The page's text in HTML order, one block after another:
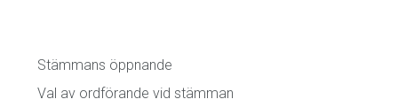
Stämmans öppnande
Val av ordförande vid stämman